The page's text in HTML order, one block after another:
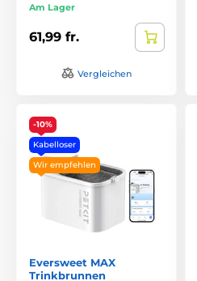
Am Lager
61,99 fr.
Vergleichen
-10%
Kabelloser
Wir empfehlen
Eversweet MAX
Trinkbrunnen